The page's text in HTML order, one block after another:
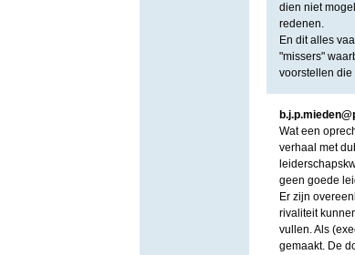
dien niet
redenen.
En dit alles
"missers"
voorstellen
Wat een
verhaal met
geen goede
Er zijn
rivaliteit
vullen. Als
gemaakt. De